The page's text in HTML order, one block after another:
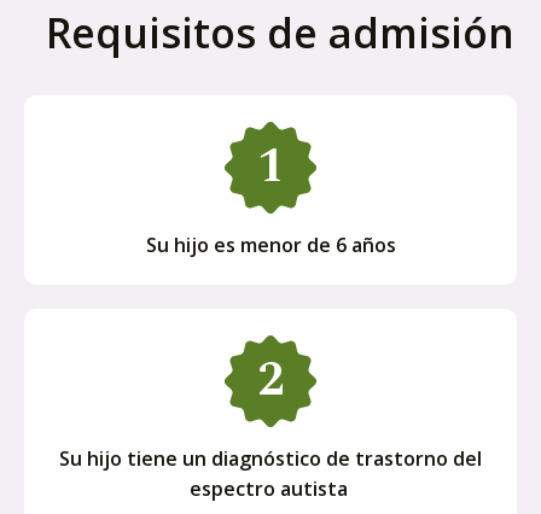
Requisitos de admisión
Su hijo es menor de 6 años
Su hijo tiene un diagnóstico de trastorno del
espectro autista